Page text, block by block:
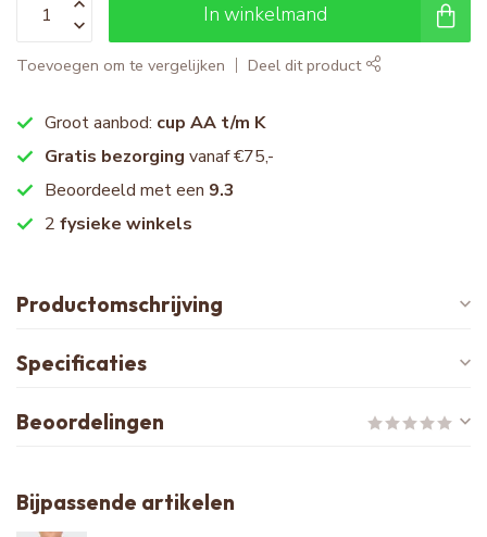
In winkelmand
Toevoegen om te vergelijken Deel dit product
Groot aanbod: cup AA t/m K
Gratis bezorging vanaf €75,-
Beoordeeld met een 9.3
2 fysieke winkels
Productomschrijving
Specificaties
Beoordelingen
Bijpassende artikelen